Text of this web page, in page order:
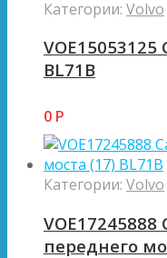
Категории: Volvo
BL71B
0 Р
Категории: Volvo
переднего